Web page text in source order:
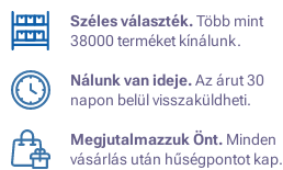
Széles választék.Több mint
38000 terméket kínálunk.
Nálunk van ideje.Az árut 30
napon belül visszaküldheti.
Megjutalmazzuk Önt. Minden
vásárlás után hűségpontot kap.